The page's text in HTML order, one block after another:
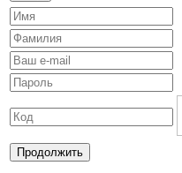
Продолжить